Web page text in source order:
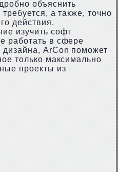
объяснить
а также, точно
действия.
изучить софт
работать в сфере
ArCon поможет
только максимально
проекты из